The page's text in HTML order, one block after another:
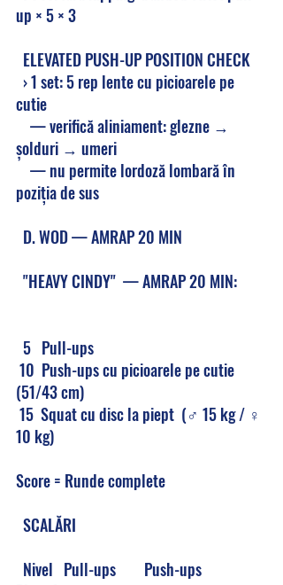
up × 5 × 3
  ELEVATED PUSH-UP POSITION CHECK
cutie
șolduri → umeri
poziția de sus
  D. WOD — AMRAP 20 MIN
  5   Pull-ups
(51/43 cm)
10 kg)
Score = Runde complete
  SCALĂRI